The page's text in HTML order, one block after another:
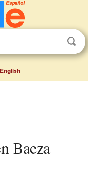
English